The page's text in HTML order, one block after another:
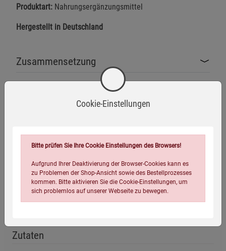
Produktart: Nahrungsergänzungsmittel
Hergestellt in Deutschland
Zusammensetzung
Herstellerinformationen
Ohne Gentechnik Glutenfrei Laktosefrei
Vegan
Zutaten
Cookie-Einstellungen
Bitte prüfen Sie Ihre Cookie Einstellungen des Browsers!
Aufgrund Ihrer Deaktivierung der Browser-Cookies kann es
zu Problemen der Shop-Ansicht sowie des Bestellprozesses
kommen. Bitte aktivieren Sie die Cookie-Einstellungen, um
sich problemlos auf unserer Webseite zu bewegen.